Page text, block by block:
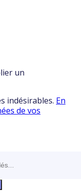
un
indésirables. En
de vos